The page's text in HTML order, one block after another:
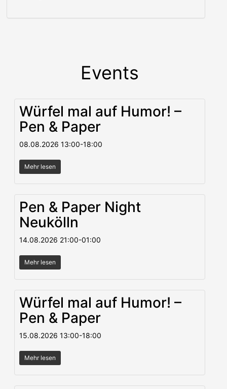
Events
Würfel mal auf Humor! –
Pen & Paper
08.08.2026 13:00-18:00
Mehr lesen
Pen & Paper Night
Neukölln
14.08.2026 21:00-01:00
Mehr lesen
Würfel mal auf Humor! –
Pen & Paper
15.08.2026 13:00-18:00
Mehr lesen